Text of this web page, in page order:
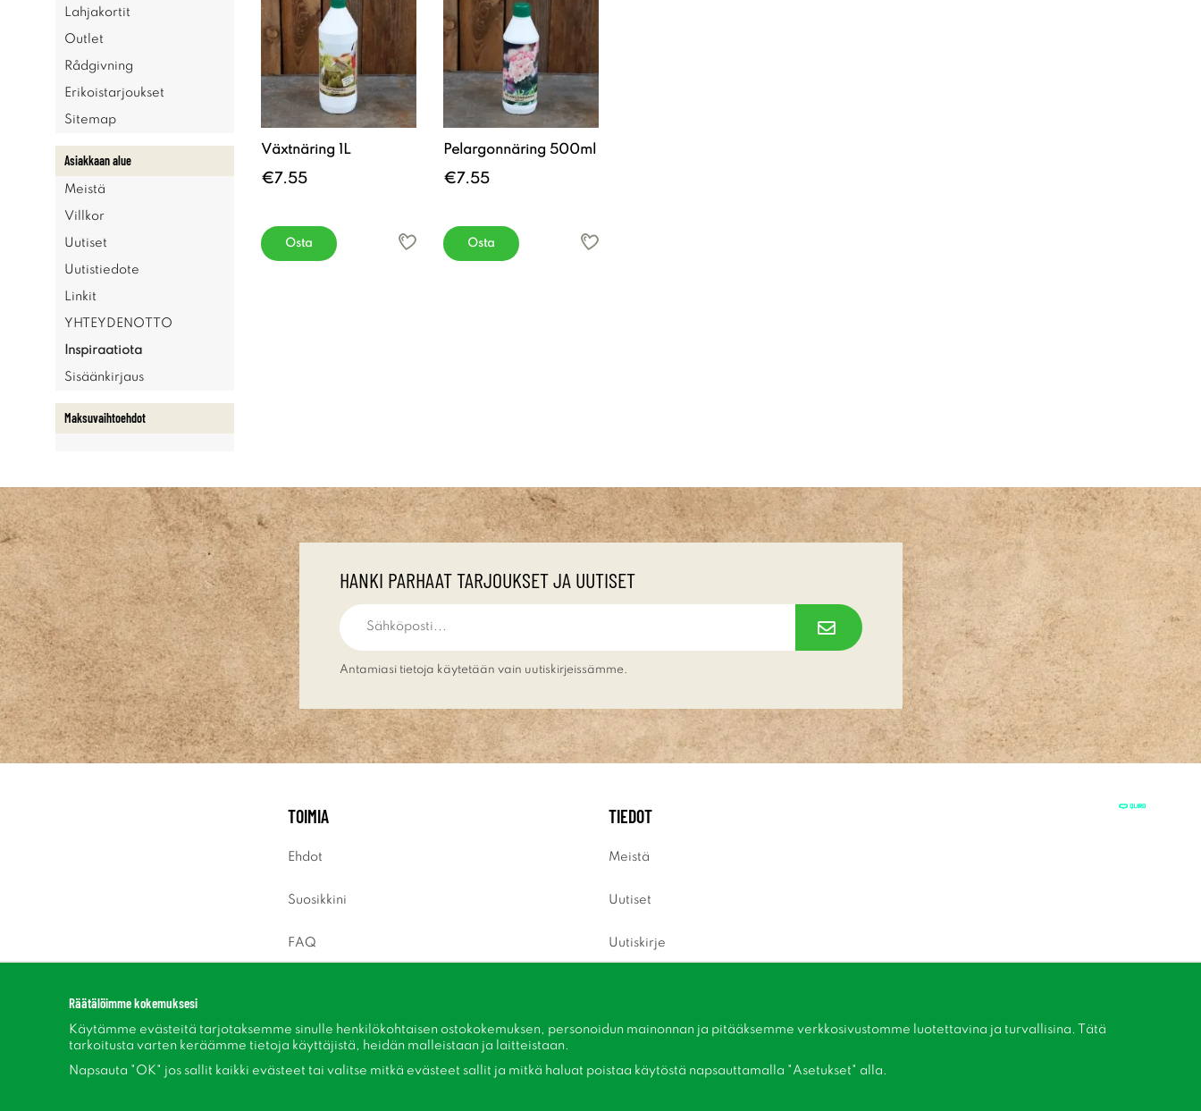
Lahjakortit
Outlet
Rådgivning
Erikoistarjoukset
Sitemap
Asiakkaan alue
Meistä
Villkor
Uutiset
Uutistiedote
Linkit
YHTEYDENOTTO
Inspiraatiota
Sisäänkirjaus
Maksuvaihtoehdot
Växtnäring 1L
€7.55
Osta
Pelargonnäring 500ml
€7.55
Osta
HANKI PARHAAT TARJOUKSET JA UUTISET
Antamiasi tietoja käytetään vain uutiskirjeissämme.
TOIMIA
Ehdot
Suosikkini
FAQ
TIEDOT
Meistä
Uutiset
Uutiskirje
Inspiraatiota
Räätälöimme kokemuksesi
Käytämme evästeitä tarjotaksemme sinulle henkilökohtaisen ostokokemuksen, personoidun mainonnan ja pitääksemme verkkosivustomme luotettavina ja turvallisina. Tätä
tarkoitusta varten keräämme tietoja käyttäjistä, heidän malleistaan ​​ja laitteistaan.
Napsauta "OK" jos sallit kaikki evästeet tai valitse mitkä evästeet sallit ja mitkä haluat poistaa käytöstä napsauttamalla "Asetukset" alla.